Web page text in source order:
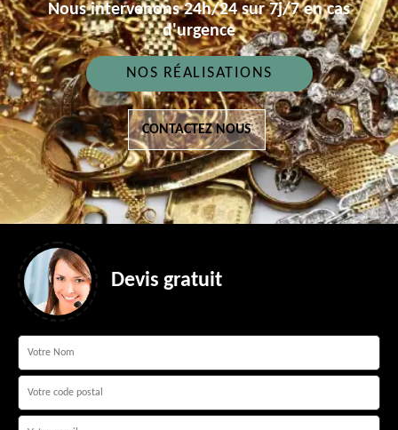
Nous intervenons 24h/24 sur 7j/7 en cas
d'urgence
NOS RÉALISATIONS
CONTACTEZ NOUS
Devis gratuit